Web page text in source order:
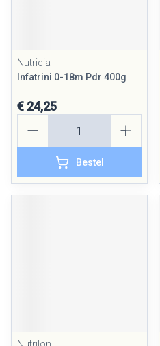
Nutricia
Infatrini 0-18m Pdr 400g
€ 24,25
Bestel